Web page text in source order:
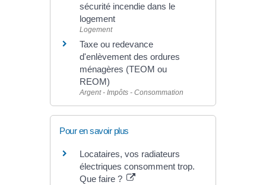
sécurité incendie dans le
logement
Logement
Taxe ou redevance
d'enlèvement des ordures
ménagères (TEOM ou
REOM)
Argent - Impôts - Consommation
Pour en savoir plus
Locataires, vos radiateurs
électriques consomment trop.
Que faire ?